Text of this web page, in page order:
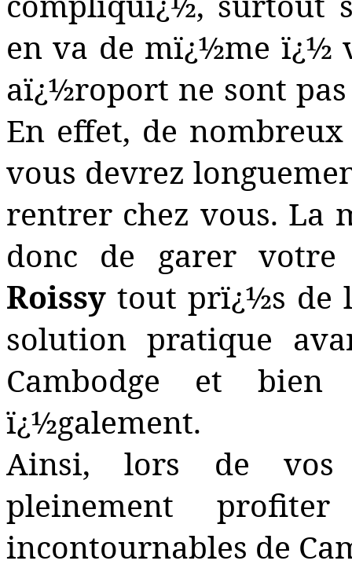
en va de mï¿½me ï¿½
aï¿½roport ne sont
En effet, de
vous devrez
rentrer chez vous. La
donc de garer
Roissy tout prï¿½s de
solution pratique
Cambodge et
ï¿½galement.
Ainsi, lors de vos
pleinement
incontournables de